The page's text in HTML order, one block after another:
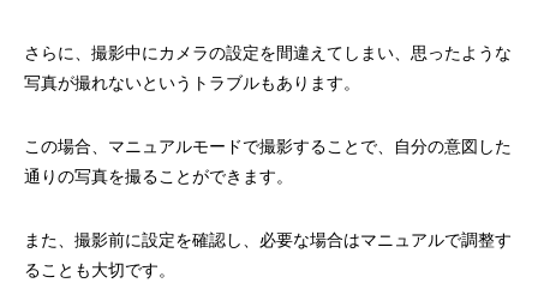
さらに、撮影中にカメラの設定を間違えてしまい、思ったような
写真が撮れないというトラブルもあります。
この場合、マニュアルモードで撮影することで、自分の意図した
通りの写真を撮ることができます。
また、撮影前に設定を確認し、必要な場合はマニュアルで調整す
ることも大切です。